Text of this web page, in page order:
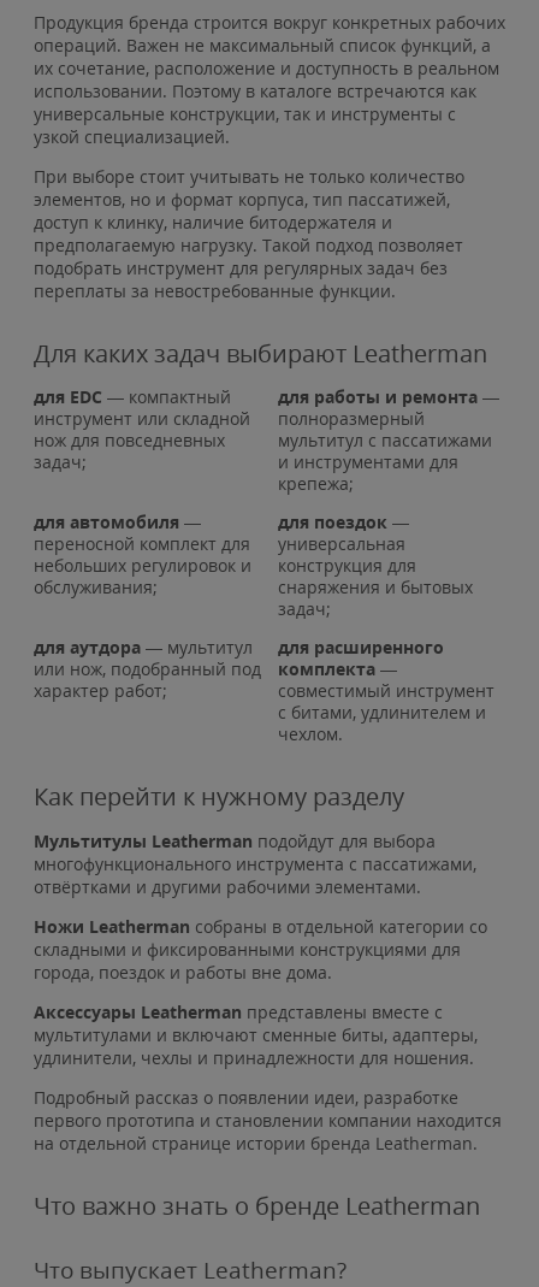
Продукция бренда строится вокруг конкретных рабочих
операций. Важен не максимальный список функций, а
их сочетание, расположение и доступность в реальном
использовании. Поэтому в каталоге встречаются как
универсальные конструкции, так и инструменты с
узкой специализацией.
При выборе стоит учитывать не только количество
элементов, но и формат корпуса, тип пассатижей,
доступ к клинку, наличие битодержателя и
предполагаемую нагрузку. Такой подход позволяет
подобрать инструмент для регулярных задач без
переплаты за невостребованные функции.
Для каких задач выбирают Leatherman
для EDC — компактный
инструмент или складной
нож для повседневных
задач;
для работы и ремонта —
полноразмерный
мультитул с пассатижами
и инструментами для
крепежа;
для автомобиля —
переносной комплект для
небольших регулировок и
обслуживания;
для поездок —
универсальная
конструкция для
снаряжения и бытовых
задач;
для аутдора — мультитул
или нож, подобранный под
характер работ;
для расширенного
комплекта —
совместимый инструмент
с битами, удлинителем и
чехлом.
Как перейти к нужному разделу
Мультитулы Leatherman подойдут для выбора
многофункционального инструмента с пассатижами,
отвёртками и другими рабочими элементами.
Ножи Leatherman собраны в отдельной категории со
складными и фиксированными конструкциями для
города, поездок и работы вне дома.
Аксессуары Leatherman представлены вместе с
мультитулами и включают сменные биты, адаптеры,
удлинители, чехлы и принадлежности для ношения.
Подробный рассказ о появлении идеи, разработке
первого прототипа и становлении компании находится
на отдельной странице истории бренда Leatherman.
Что важно знать о бренде Leatherman
Что выпускает Leatherman?